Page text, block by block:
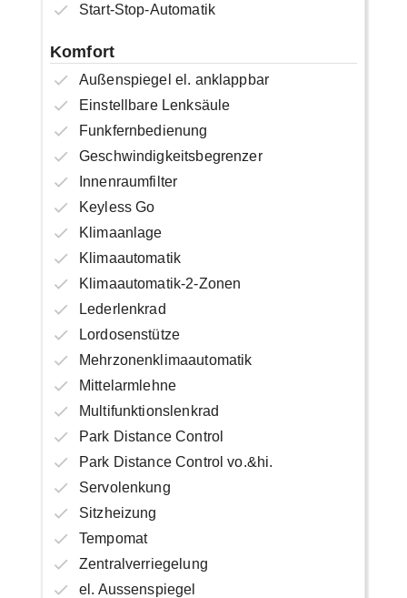
Start-Stop-Automatik
Komfort
Außenspiegel el. anklappbar
Einstellbare Lenksäule
Funkfernbedienung
Geschwindigkeitsbegrenzer
Innenraumfilter
Keyless Go
Klimaanlage
Klimaautomatik
Klimaautomatik-2-Zonen
Lederlenkrad
Lordosenstütze
Mehrzonenklimaautomatik
Mittelarmlehne
Multifunktionslenkrad
Park Distance Control
Park Distance Control vo.&hi.
Servolenkung
Sitzheizung
Tempomat
Zentralverriegelung
el. Aussenspiegel